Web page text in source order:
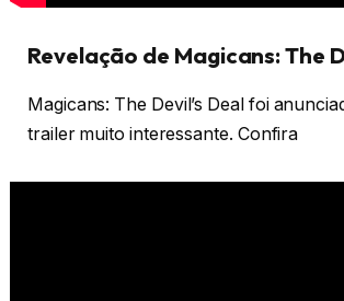
Revelação de Magicans: The
Magicans: The Devil’s Deal foi
trailer muito interessante. Confira